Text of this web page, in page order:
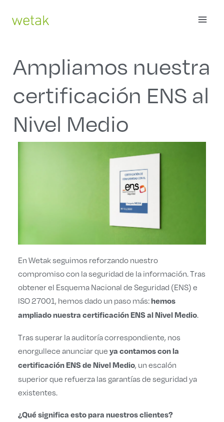
contenido
Ampliamos nuestra
certificación ENS al
Nivel Medio
En Wetak seguimos reforzando nuestro
compromiso con la seguridad de la información. Tras
obtener el Esquema Nacional de Seguridad (ENS) e
ISO 27001, hemos dado un paso más:hemos
ampliado nuestra certificación ENS al Nivel Medio.
Tras superar la auditoría correspondiente, nos
enorgullece anunciar queya contamos con la
certificación ENS de Nivel Medio, un escalón
superior que refuerza las garantías de seguridad ya
existentes.
¿Qué significa esto para nuestros clientes?